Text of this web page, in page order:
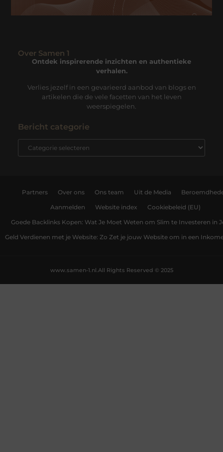
Over Samen 1
Ontdek inspirerende inzichten en authentieke
verhalen.
Verlies jezelf in een gevarieerd aanbod van blogs en
artikelen die de vele facetten van het leven
weerspiegelen.
Bericht categorie
Partners Over ons Ons team Uit de Media
Aanmelden Website index Cookiebeleid (EU)
Goede Backlinks Kopen: Wat Je Moet Weten om Slim te Investeren in
Geld Verdienen met je Website: Zo Zet je jouw Website om in een
All Rights Reserved © 2025
www.samen-1.nl.